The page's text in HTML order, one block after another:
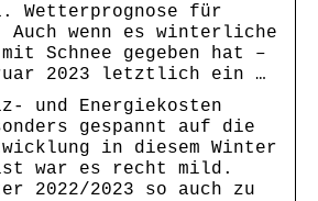
Wetterprognose für
Auch wenn es winterliche
Schnee gegeben hat –
2023 letztlich ein …
und Energiekosten
gespannt auf die
in diesem Winter
war es recht mild.
2022/2023 so auch zu